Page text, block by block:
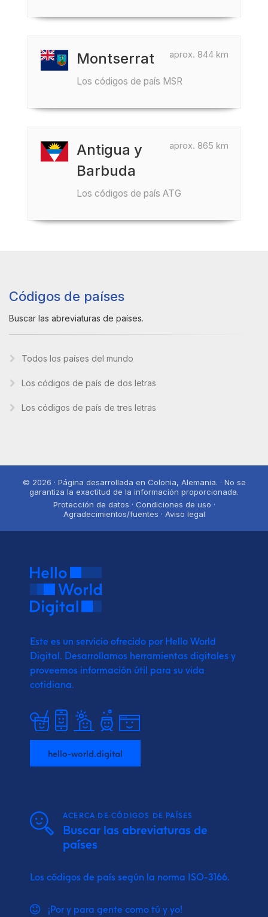
aprox. 844 km
Montserrat
Los códigos de país MSR
aprox. 865 km
Antigua y
Barbuda
Los códigos de país ATG
Códigos de países
Buscar las abreviaturas de países.
Todos los países del mundo
Los códigos de país de dos letras
Los códigos de país de tres letras
© 2026 · Página desarrollada en Colonia, Alemania. · No se
garantiza la exactitud de la información proporcionada.
Protección de datos · Condiciones de uso ·
Agradecimientos/fuentes · Aviso legal
Este es un servicio ofrecido por Hello World
Digital. Desarrollamos herramientas digitales y
proveemos información útil para su vida
cotidiana.
hello-world.digital
ACERCA DE CÓDIGOS DE PAÍSES
Buscar las abreviaturas de
países
Los códigos de país según la norma ISO-3166.
¡Por y para gente como tú y yo!